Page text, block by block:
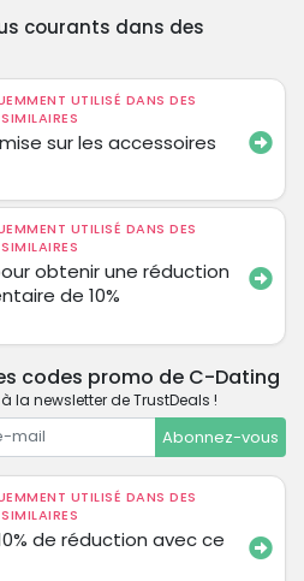
courants dans des
UTILISÉ DANS DES
sur les accessoires
UTILISÉ DANS DES
obtenir une réduction
de 10%
codes promo de C-Dating
la newsletter de TrustDeals !
Abonnez-vous
UTILISÉ DANS DES
de réduction avec ce